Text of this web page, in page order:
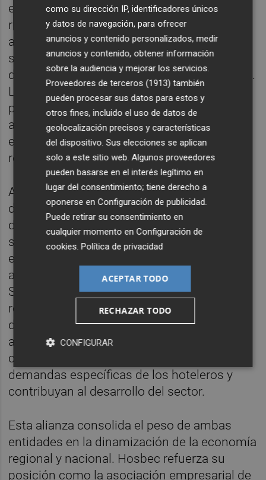
encuentran líneas especiales para acometer
renovaciones de interiores (sistemas de aire
acondicionado, mobiliario, domótica,
seguridad) y exteriores (acondicionamiento
de terrazas, restaurantes, spas o gimnasios).
La sostenibilidad también juega un papel
protagonista, por lo que se facilitará el
acceso a líneas de renting para bienes de
equipo, instalación de placas solares y
renovación de flotas de vehículos.
Además, este acuerdo, más allá de la oferta
de productos financieros, incluye acciones
dirigidas a contribuir a la modernización del
sector. Para asegurar el cumplimiento de
este objetivo, ambas entidades han
acordado la creación de una Comisión de
Seguimiento de carácter semestral, que
realizará una evaluación continua del
desarrollo del acuerdo y promoverá
activamente la realización de acciones
conjuntas que den respuesta a las
demandas específicas de los hoteleros y
contribuyan al desarrollo del sector.
Esta alianza consolida el peso de ambas
entidades en la dinamización de la economía
regional y nacional. Hosbec refuerza su
posición como la asociación empresarial de
como su dirección IP, identificadores únicos
y datos de navegación, para ofrecer
anuncios y contenido personalizados, medir
anuncios y contenido, obtener información
sobre la audiencia y mejorar los servicios.
Proveedores de terceros (1913) también
pueden procesar sus datos para estos y
otros fines, incluido el uso de datos de
geolocalización precisos y características
del dispositivo. Sus elecciones se aplican
solo a este sitio web. Algunos proveedores
pueden basarse en el interés legítimo en
lugar del consentimiento; tiene derecho a
oponerse enConfiguración de publicidad
Puede retirar su consentimiento en
cualquier momento enConfiguración de
cookies .Política de privacidad
ACEPTAR TODO
RECHAZAR TODO
CONFIGURAR